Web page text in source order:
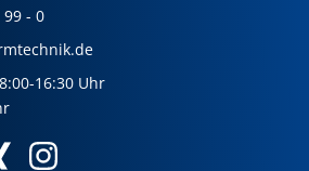
99 - 0
16:30 Uhr